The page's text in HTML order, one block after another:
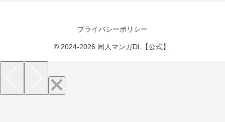
プライバシーポリシー
© 2024-2026 同人マンガDL【公式】.